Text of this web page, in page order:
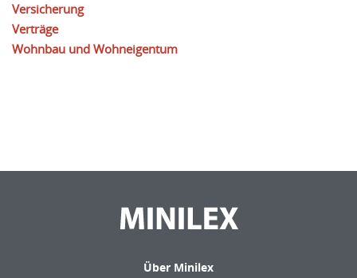
Versicherung
Verträge
Wohnbau und Wohneigentum
Über Minilex